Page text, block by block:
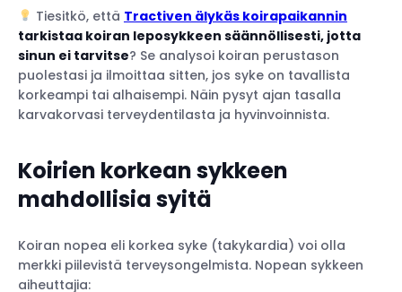
Tiesitkö, että Tractiven älykäs koirapaikannin
tarkistaa koiran leposykkeen säännöllisesti, jotta
sinun ei tarvitse? Se analysoi koiran perustason
puolestasi ja ilmoittaa sitten, jos syke on tavallista
korkeampi tai alhaisempi. Näin pysyt ajan tasalla
karvakorvasi terveydentilasta ja hyvinvoinnista.
Koirien korkean sykkeen
mahdollisia syitä
Koiran nopea eli korkea syke (takykardia) voi olla
merkki piilevistä terveysongelmista. Nopean sykkeen
aiheuttajia: